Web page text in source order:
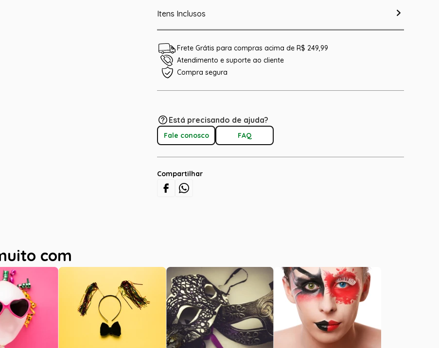
Itens Inclusos
Frete Grátis para compras acima de R$ 249,99
Atendimento e suporte ao cliente
Compra segura
Está precisando de ajuda?
Fale conosco FAQ
Compartilhar
com